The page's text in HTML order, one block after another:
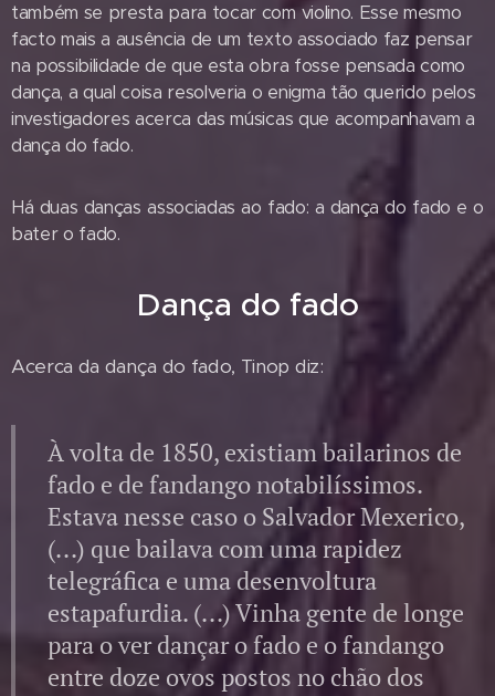
também se presta para tocar com violino. Esse mesmo
facto mais a ausência de um texto associado faz pensar
na possibilidade de que esta obra fosse pensada como
dança, a qual coisa resolveria o enigma tão querido pelos
investigadores acerca das músicas que acompanhavam a
dança do fado.
Há duas danças associadas ao fado: a dança do fado e o
bater o fado.
Dança do fado
Acerca da dança do fado, Tinop diz:
À volta de 1850, existiam bailarinos de
fado e de fandango notabilíssimos.
Estava nesse caso o Salvador Mexerico,
(...) que bailava com uma rapidez
telegráfica e uma desenvoltura
estapafurdia. (...) Vinha gente de longe
para o ver dançar o fado e o fandango
entre doze ovos postos no chão dos